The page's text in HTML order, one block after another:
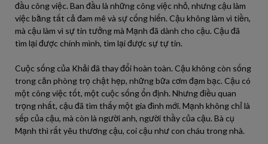
đầu công việc. Ban đầu là những công việc nhỏ, nhưng cậu làm
việc bằng tất cả đam mê và sự cống hiến. Cậu không làm vì tiền,
mà cậu làm vì sự tin tưởng mà Mạnh đã dành cho cậu. Cậu đã
tìm lại được chính mình, tìm lại được sự tự tin.
Cuộc sống của Khải đã thay đổi hoàn toàn. Cậu không còn sống
trong căn phòng trọ chật hẹp, những bữa cơm đạm bạc. Cậu có
một công việc tốt, một cuộc sống ổn định. Nhưng điều quan
trọng nhất, cậu đã tìm thấy một gia đình mới. Mạnh không chỉ là
sếp của cậu, mà còn là người anh, người thầy của cậu. Bà cụ
Mạnh thì rất yêu thương cậu, coi cậu như con cháu trong nhà.